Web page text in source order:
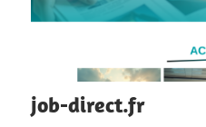
job-direct.fr